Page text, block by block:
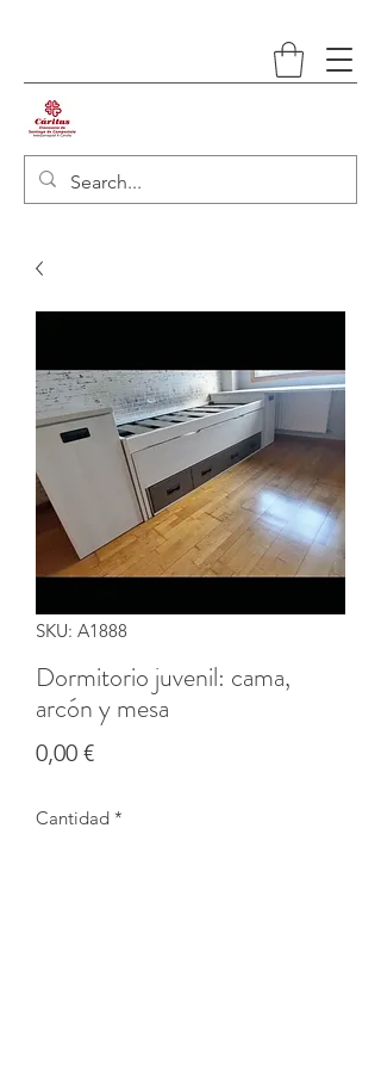
SKU: A1888
Dormitorio juvenil: cama,
arcón y mesa
0,00 €Precio
Cantidad *